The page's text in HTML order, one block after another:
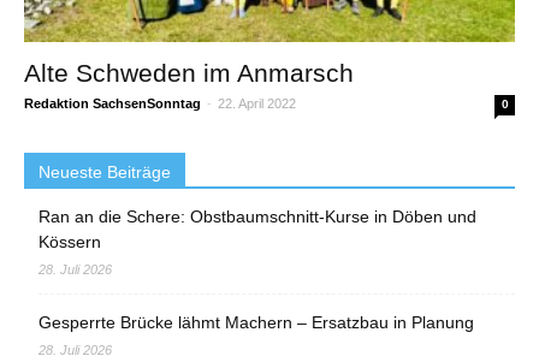
Alte Schweden im Anmarsch
Redaktion SachsenSonntag - 22. April 2022 0
Neueste Beiträge
Ran an die Schere: Obstbaumschnitt-Kurse in Döben und
Kössern
28. Juli 2026
Gesperrte Brücke lähmt Machern – Ersatzbau in Planung
28. Juli 2026